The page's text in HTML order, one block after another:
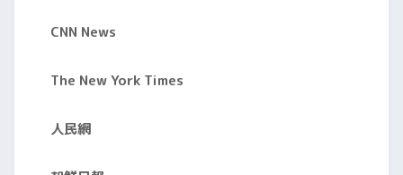
CNN News
The New York Times
人民網